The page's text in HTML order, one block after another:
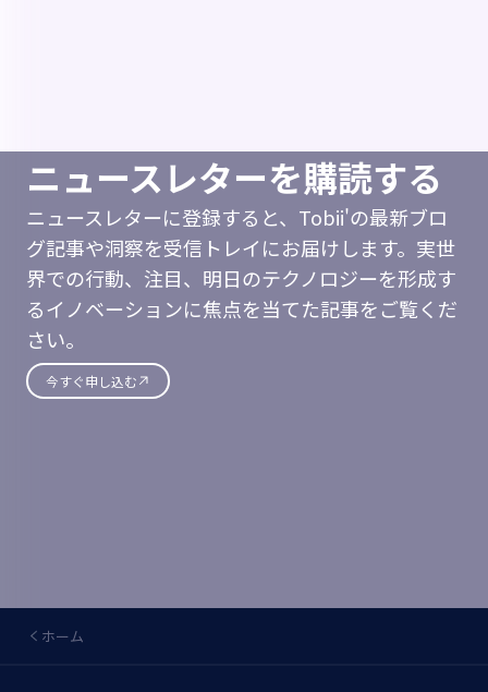
ニュースレターを購読する
ニュースレターに登録すると、Tobii'の最新ブロ
グ記事や洞察を受信トレイにお届けします。実世
界での行動、注目、明日のテクノロジーを形成す
るイノベーションに焦点を当てた記事をご覧くだ
さい。
今すぐ申し込む
ホーム